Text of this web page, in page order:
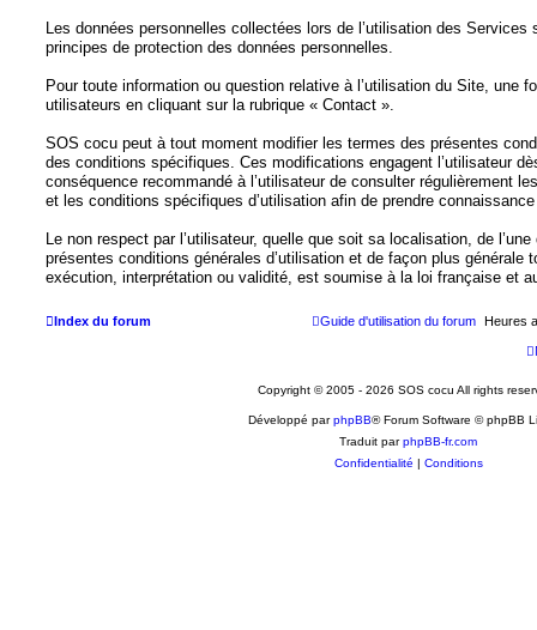
Les données personnelles collectées lors de l’utilisation des
principes de protection des données personnelles.
Pour toute information ou question relative à l’utilisation du Site, une
utilisateurs en cliquant sur la rubrique « Contact ».
SOS cocu peut à tout moment modifier les termes des présentes
des conditions spécifiques. Ces modifications engagent l’utilisateur
conséquence recommandé à l’utilisateur de consulter régulièrement
et les conditions spécifiques d’utilisation afin de prendre
Le non respect par l’utilisateur, quelle que soit sa localisation, de
présentes conditions générales d’utilisation et de façon plus générale
exécution, interprétation ou validité, est soumise à la loi française et
Index du forum Heures
Guide d'utilisation du forum
Copyright © 2005 - 2026 SOS cocu All rights
Développé parphpBB® Forum Software © phpBB
Traduit parphpBB-fr.com
Confidentialité | Conditions